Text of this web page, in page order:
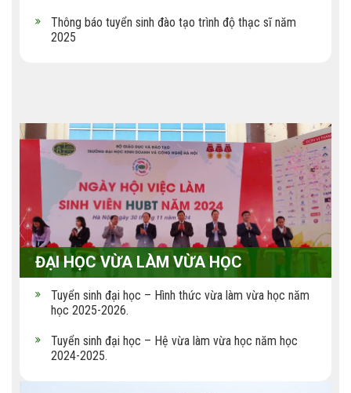
Thông báo tuyển sinh đào tạo trình độ thạc sĩ năm
2025
ĐẠI HỌC VỪA LÀM VỪA HỌC
Tuyển sinh đại học – Hình thức vừa làm vừa học năm
học 2025-2026.
Tuyển sinh đại học – Hệ vừa làm vừa học năm học
2024-2025.